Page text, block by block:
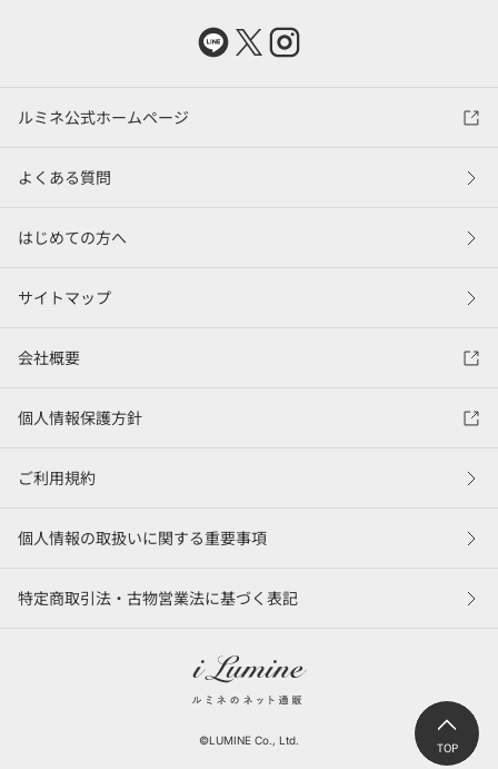
TOP
ルミネ公式ホームページ
よくある質問
はじめての方へ
サイトマップ
会社概要
個人情報保護方針
ご利用規約
個人情報の取扱いに関する重要事項
特定商取引法・古物営業法に基づく表記
©LUMINE Co., Ltd.